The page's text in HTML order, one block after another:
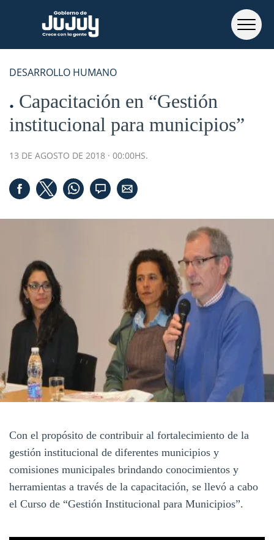
DESARROLLO HUMANO
Capacitación en “Gestión
institucional para municipios”
13 DE AGOSTO DE 2018 · 00:00HS.
Con el propósito de contribuir al fortalecimiento de la
gestión institucional de diferentes municipios y
comisiones municipales brindando conocimientos y
herramientas a través de la capacitación, se llevó a cabo
el Curso de “Gestión Institucional para Municipios”.